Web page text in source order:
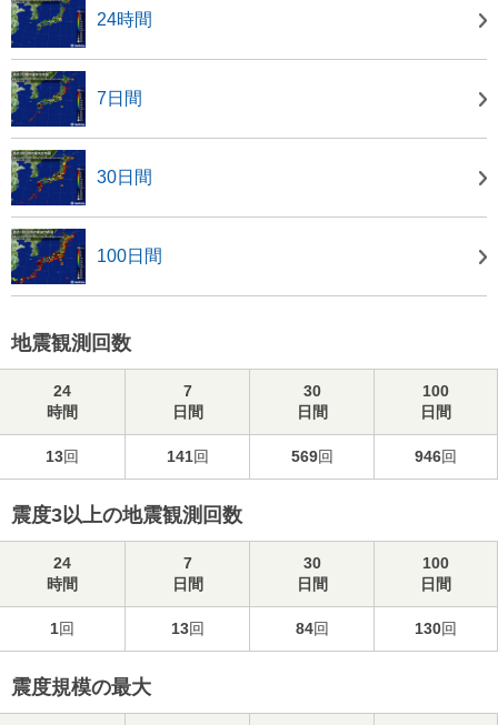
24時間
7日間
30日間
100日間
地震観測回数
24
時間
7
日間
30
日間
100
日間
13回 141回 569回 946回
震度3以上の地震観測回数
24
時間
7
日間
30
日間
100
日間
1回 13回 84回 130回
震度規模の最大